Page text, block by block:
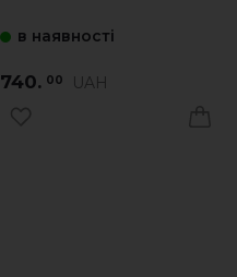
в наявності
740. 00 UAH